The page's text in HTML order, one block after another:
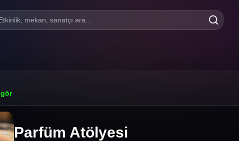
mekan, sanatçı ara...
Parfüm Atölyesi